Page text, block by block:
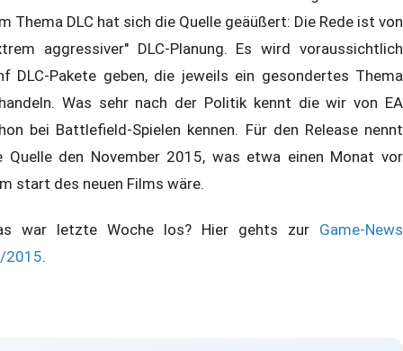
Thema DLC hat sich die Quelle geäüßert: Die Rede ist von
aggressiver" DLC-Planung. Es wird voraussichtlich
DLC-Pakete geben, die jeweils ein gesondertes Thema
Was sehr nach der Politik kennt die wir von EA
bei Battlefield-Spielen kennen. Für den Release nennt
Quelle den November 2015, was etwa einen Monat vor
start des neuen Films wäre.
war letzte Woche los? Hier gehts zur Game-News
2015.